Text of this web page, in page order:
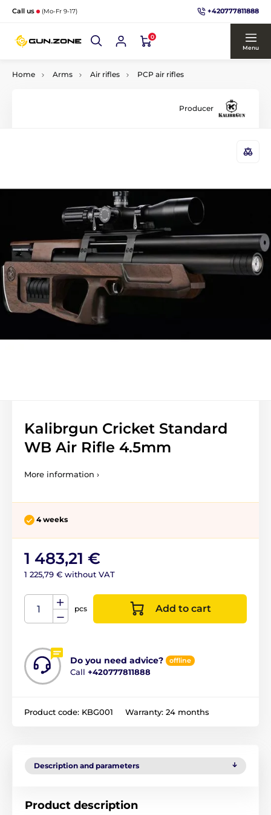
Call us (Mo-Fr 9-17) +420777811888
0
Menu
Home Arms Air rifles PCP air rifles
Producer
Kalibrgun Cricket Standard
WB Air Rifle 4.5mm
More information ›
4 weeks
1 483,21 €
1 225,79 € without VAT
pcs Add to cart
Do you need advice? offline
Call +420777811888
Product code: KBG001 Warranty: 24 months
Description and parameters
Product description